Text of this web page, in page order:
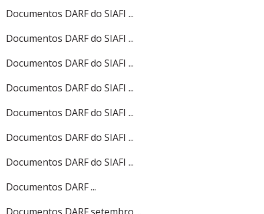
Documentos DARF do SIAFI ...
Documentos DARF do SIAFI ...
Documentos DARF do SIAFI ...
Documentos DARF do SIAFI ...
Documentos DARF do SIAFI ...
Documentos DARF do SIAFI ...
Documentos DARF do SIAFI ...
Documentos DARF ...